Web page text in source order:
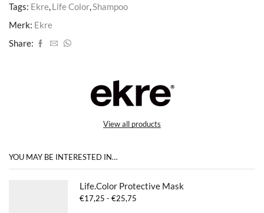
Tags: Ekre Life Color Shampoo
Merk: Ekre
Share:
View all products
YOU MAY BE INTERESTED IN…
Life.Color Protective Mask
€17,25 - €25,75